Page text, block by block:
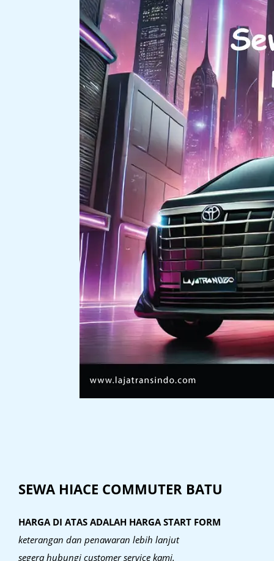
SEWA HIACE COMMUTER BATU
HARGA DI ATAS ADALAH HARGA START FORM
keterangan dan penawaran lebih lanjut
segera hubungi customer service kami.